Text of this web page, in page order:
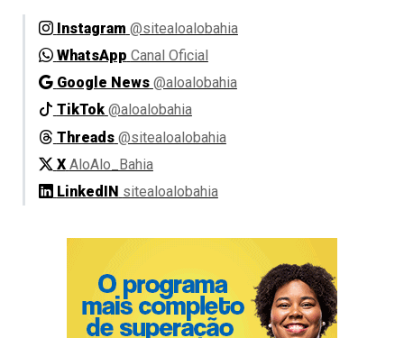
Instagram @sitealoalobahia
WhatsApp Canal Oficial
Google News @aloalobahia
TikTok @aloalobahia
Threads @sitealoalobahia
X AloAlo_Bahia
LinkedIN sitealoalobahia